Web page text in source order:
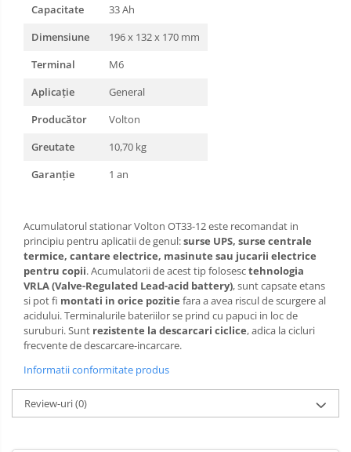
Capacitate
33 Ah
Dimensiune
196 x 132 x 170 mm
Terminal
M6
Aplicație
General
Producător
Volton
Greutate
10,70 kg
Garanție
1 an
Acumulatorul stationar Volton OT33-12 este recomandat in
principiu pentru aplicatii de genul:surse UPS, surse centrale
termice, cantare electrice, masinute sau jucarii electrice
pentru copii. Acumulatorii de acest tip folosesctehnologia
VRLA (Valve-Regulated Lead-acid battery), sunt capsate etans
si pot fi montati in orice pozitie fara a avea riscul de scurgere al
acidului. Terminalurile bateriilor se prind cu papuci in loc de
suruburi. Sunt rezistente la descarcari ciclice, adica la cicluri
frecvente de descarcare-incarcare.
Informatii conformitate produs
Review-uri(0)